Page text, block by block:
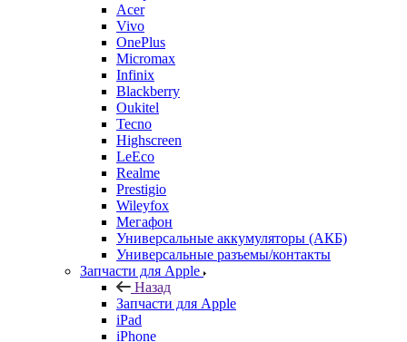
OnePlus
Micromax
Infinix
Blackberry
Oukitel
Tecno
Highscreen
LeEco
Realme
Prestigio
Wileyfox
Мегафон
Универсальные аккумуляторы (АКБ)
Универсальные разъемы/контакты
Запчасти для Apple
Назад
Запчасти для Apple
iPad
iPhone
MacBook